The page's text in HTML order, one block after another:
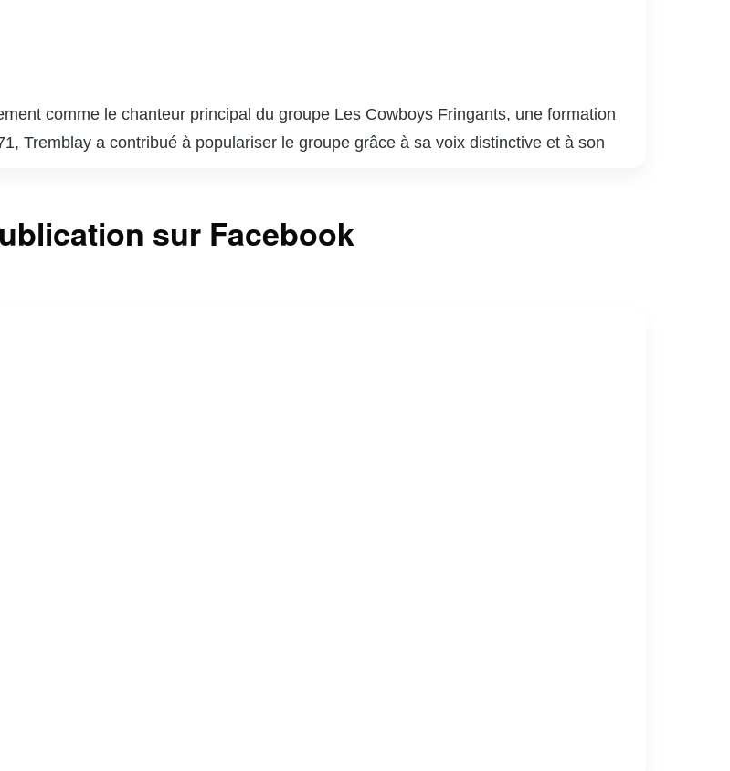
comme le chanteur principal du groupe Les Cowboys Fringants, une formation
Tremblay a contribué à populariser le groupe grâce à sa voix distinctive et à son
Fringants, qui soutient des projets de reforestation et de protection de
sur Facebook